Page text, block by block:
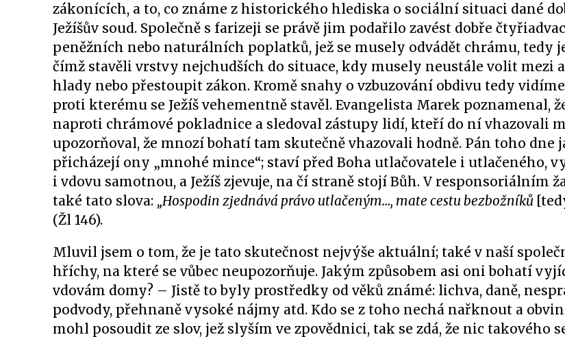
zákonících, a to, co známe z historického hlediska o sociální situaci dané
Ježíšův soud. Společně s farizeji se právě jim podařilo zavést dobře
peněžních nebo naturálních poplatků, jež se musely odvádět chrámu, tedy
čímž stavěli vrstvy nejchudších do situace, kdy musely neustále volit mezi
hlady nebo přestoupit zákon. Kromě snahy o vzbuzování obdivu tedy
proti kterému se Ježíš vehementně stavěl. Evangelista Marek poznamenal,
naproti chrámové pokladnice a sledoval zástupy lidí, kteří do ní vhazovali
upozorňoval, že mnozí bohatí tam skutečně vhazovali hodně. Pán toho dne
přicházejí ony „mnohé mince“; staví před Boha utlačovatele i utlačeného,
i vdovu samotnou, a Ježíš zjevuje, na čí straně stojí Bůh. V responsoriálním
také tato slova: „Hospodin zjednává právo utlačeným…, mate cestu bezbožníků
(Žl 146).
Mluvil jsem o tom, že je tato skutečnost nejvýše aktuální; také v naší
hříchy, na které se vůbec neupozorňuje. Jakým způsobem asi oni bohatí
vdovám domy? – Jistě to byly prostředky od věků známé: lichva, daně,
podvody, přehnaně vysoké nájmy atd. Kdo se z toho nechá nařknout a
mohl posoudit ze slov, jež slyším ve zpovědnici, tak se zdá, že nic takového